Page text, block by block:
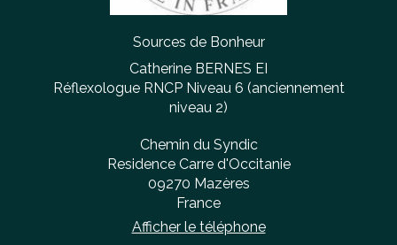
Sources de Bonheur
Catherine BERNES EI
Réflexologue RNCP Niveau 6 (anciennement
niveau 2)
Chemin du Syndic
Residence Carre d'Occitanie
09270 Mazères
France
Afficher le téléphone